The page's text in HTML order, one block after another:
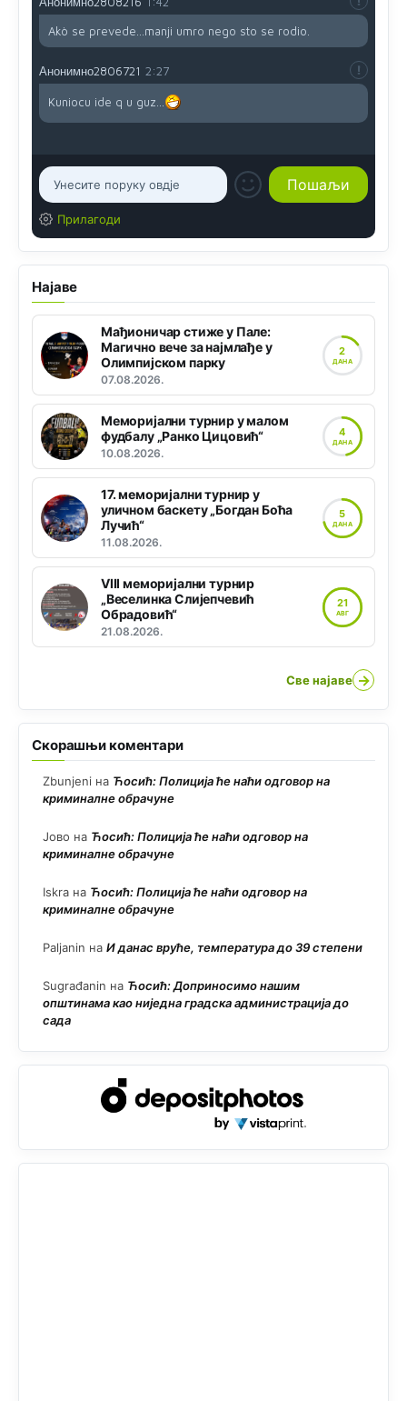
Akò se prevede...manji umro nego sto se rodio.
Анонимно2806721 2:27
Kuniocu ide q u guz...
Прилагоди
Најаве
Мађионичар стиже у Пале:
Магично вече за најмлађе у
Олимпијском парку
07.08.2026.
2
ДАНА
Меморијални турнир у малом
фудбалу „Ранко Цицовић“
10.08.2026.
4
ДАНА
17. меморијални турнир у
уличном баскету „Богдан Боћа
Лучић“
11.08.2026.
5
ДАНА
VIII меморијални турнир
„Веселинка Слијепчевић
Обрадовић“
21.08.2026.
21
АВГ
Све најаве →
Скорашњи коментари
Zbunjeni на Ћосић: Полиција ће наћи одговор на
криминалне обрачуне
Јово на Ћосић: Полиција ће наћи одговор на
криминалне обрачуне
Iskra на Ћосић: Полиција ће наћи одговор на
криминалне обрачуне
Paljanin на И данас вруће, температура до 39 степени
Sugrađanin на Ћосић: Доприносимо нашим
општинама као ниједна градска администрација до
сада